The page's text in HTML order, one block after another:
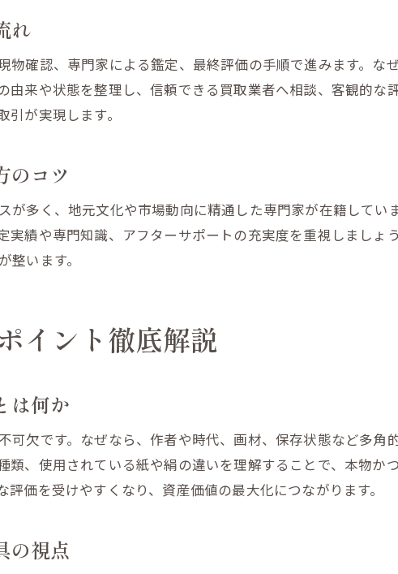
日本刀や古銭が遺品に含まれる場合の対応法
骨董品買取のプロに依頼するメリットを解説
査定前にチェックすべき骨董品の保存状態
骨董品や茶道具を安心して売るための心得
掛け軸・日本刀の売却時に避けたい失敗例
福島市で骨董品売却時の注意点を詳しく解説
オンライン査定を活用した骨董品の売却術
茶道具や掛け軸をオンラインで査定するメリット
日本刀や古銭のオンライン査定で気を付ける点
骨董品買取でオンラインサービスを選ぶ基準
れ
物確認、専門家による鑑定、最終評価の手順で進みます。な
由来や状態を整理し、信頼できる買取業者へ相談、客観的な
が実現します。
のコツ
が多く、地元文化や市場動向に精通した専門家が在籍してい
実績や専門知識、アフターサポートの充実度を重視しましょ
います。
イント徹底解説
は何か
可欠です。なぜなら、作者や時代、画材、保存状態など多角
類、使用されている紙や絹の違いを理解することで、本物か
価を受けやすくなり、資産価値の最大化につながります。
の視点